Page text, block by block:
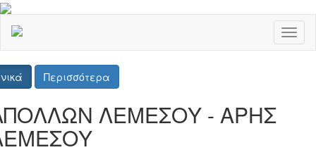
Περισσότερα
ΛΕΜΕΣΟΥ - ΑΡΗΣ